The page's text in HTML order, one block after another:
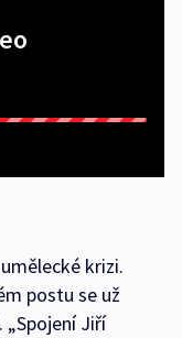
krizi.
postu se už
Jiří